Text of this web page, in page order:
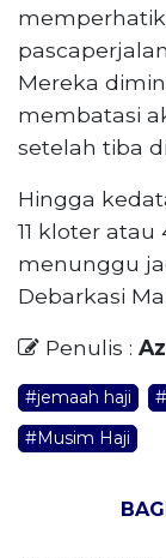
Mereka
membatasi
setelah tiba
Hingga
11 kloter
menunggu
Debarkasi
Penulis :
#jemaah haji
#Musim Haji